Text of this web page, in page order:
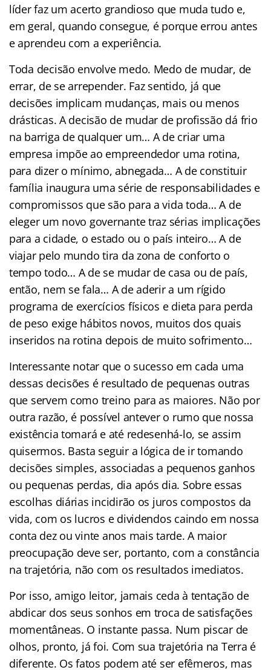
líder faz um acerto grandioso que muda tudo e,
em geral, quando consegue, é porque errou antes
e aprendeu com a experiência.
Toda decisão envolve medo. Medo de mudar, de
errar, de se arrepender. Faz sentido, já que
decisões implicam mudanças, mais ou menos
drásticas. A decisão de mudar de profissão dá frio
na barriga de qualquer um… A de criar uma
empresa impõe ao empreendedor uma rotina,
para dizer o mínimo, abnegada… A de constituir
família inaugura uma série de responsabilidades e
compromissos que são para a vida toda… A de
eleger um novo governante traz sérias implicações
para a cidade, o estado ou o país inteiro… A de
viajar pelo mundo tira da zona de conforto o
tempo todo… A de se mudar de casa ou de país,
então, nem se fala… A de aderir a um rígido
programa de exercícios físicos e dieta para perda
de peso exige hábitos novos, muitos dos quais
inseridos na rotina depois de muito sofrimento…
Interessante notar que o sucesso em cada uma
dessas decisões é resultado de pequenas outras
que servem como treino para as maiores. Não por
outra razão, é possível antever o rumo que nossa
existência tomará e até redesenhá-lo, se assim
quisermos. Basta seguir a lógica de ir tomando
decisões simples, associadas a pequenos ganhos
ou pequenas perdas, dia após dia. Sobre essas
escolhas diárias incidirão os juros compostos da
vida, com os lucros e dividendos caindo em nossa
conta dez ou vinte anos mais tarde. A maior
preocupação deve ser, portanto, com a constância
na trajetória, não com os resultados imediatos.
Por isso, amigo leitor, jamais ceda à tentação de
abdicar dos seus sonhos em troca de satisfações
momentâneas. O instante passa. Num piscar de
olhos, pronto, já foi. Com sua trajetória na Terra é
diferente. Os fatos podem até ser efêmeros, mas